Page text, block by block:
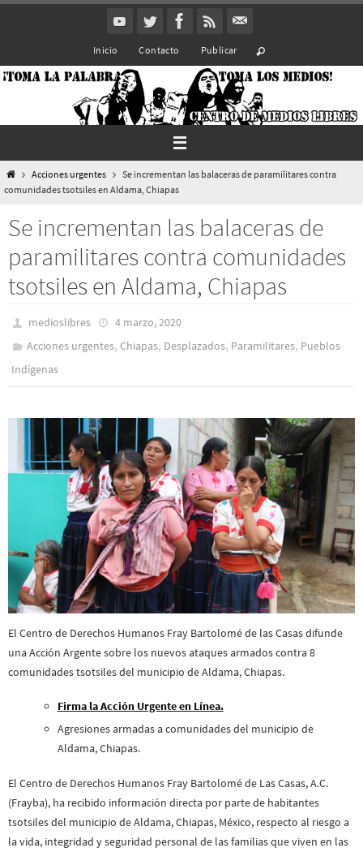
Inicio Contacto Publicar
InicioAcciones urgentes
Se incrementan las balaceras de paramilitares contra
comunidades tsotsiles en Aldama, Chiapas
Se incrementan las balaceras de
paramilitares contra comunidades
tsotsiles en Aldama, Chiapas
medioslibres
4 marzo, 2020
Acciones urgentes,Chiapas, Desplazados, Paramilitares, Pueblos
Indí­genas
El Centro de Derechos Humanos Fray Bartolomé de las Casas difunde
una Acción Argente sobre los nuevos ataques armados contra 8
comunidades tsotsiles del municipio de Aldama, Chiapas.
Firma la Acción Urgente en Línea.
Agresiones armadas a comunidades del municipio de
Aldama, Chiapas.
El Centro de Derechos Humanos Fray Bartolomé de Las Casas, A.C.
(Frayba), ha recibido información directa por parte de habitantes
tsotsiles del municipio de Aldama, Chiapas, México, respecto al riesgo a
la vida, integridad y seguridad personal de las familias que viven en las